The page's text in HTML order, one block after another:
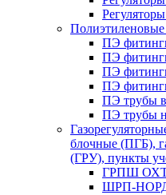
ПЭ
ПЭ
ПЭ
ПЭ
ПЭ трубы
ПЭ трубы
блочные (ПГБ),
(ГРУ), пункты
ГРПШ
ШРП-